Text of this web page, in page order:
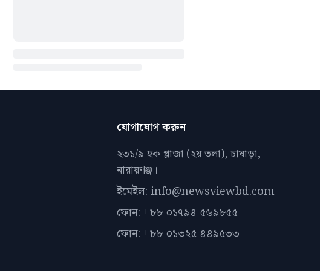
যোগাযোগ করুন
২৩১/৯ হক প্লাজা (২য় তলা), চাষাড়া,
নারায়ণঞ্জ।
ইমেইল: info@newsviewbd.com
ফোন: +৮৮ ০১৭৯৪ ৫৬৯৮৫৫
ফোন: +৮৮ ০১৩২৫ ৪৪৯৫৩৩